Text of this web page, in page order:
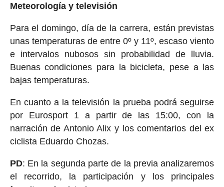
Meteorología y televisión
Para el domingo, día de la carrera, están previstas
unas temperaturas de entre 0º y 11º, escaso viento
e intervalos nubosos sin probabilidad de lluvia.
Buenas condiciones para la bicicleta, pese a las
bajas temperaturas.
En cuanto a la televisión la prueba podrá seguirse
por Eurosport 1 a partir de las 15:00, con la
narración de Antonio Alix y los comentarios del ex
ciclista Eduardo Chozas.
PD: En la segunda parte de la previa analizaremos
el recorrido, la participación y los principales